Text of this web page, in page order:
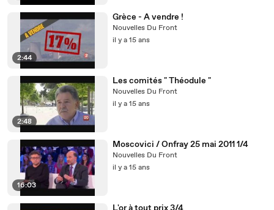
2:44
Grèce - A vendre !
Nouvelles Du Front
il y a 15 ans
2:48
Les comités " Théodule "
Nouvelles Du Front
il y a 15 ans
16:03
Moscovici / Onfray 25 mai 2011 1/4
Nouvelles Du Front
il y a 15 ans